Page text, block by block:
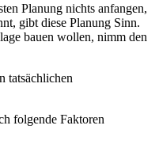
Planung nichts anfangen,
gibt diese Planung Sinn.
bauen wollen, nimm den
tatsächlichen
folgende Faktoren